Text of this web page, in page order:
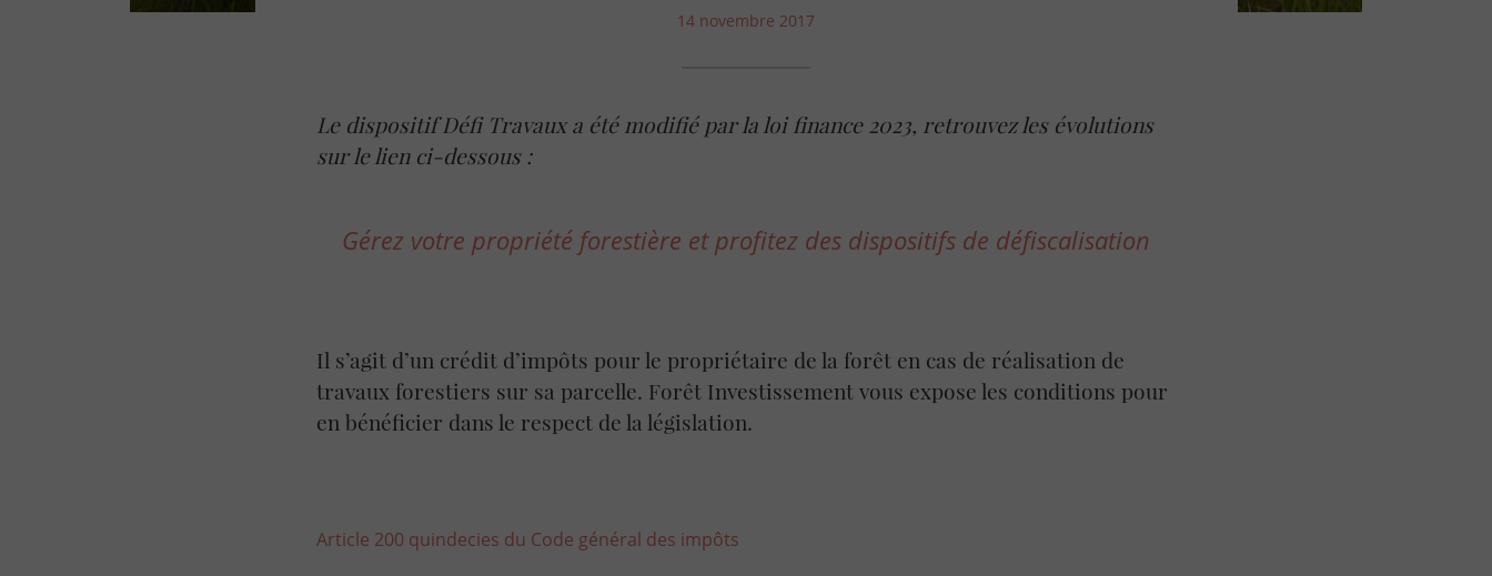
14 novembre 2017
Le dispositif Défi Travaux a été modifié par la loi finance 2023, retrouvez les évolutions
sur le lien ci-dessous :
Gérez votre propriété forestière et profitez des dispositifs de défiscalisation
Il s’agit d’un crédit d’impôts pour le propriétaire de la forêt en cas de réalisation de
travaux forestiers sur sa parcelle. Forêt Investissement vous expose les conditions pour
en bénéficier dans le respect de la législation.
Article 200 quindecies du Code général des impôts